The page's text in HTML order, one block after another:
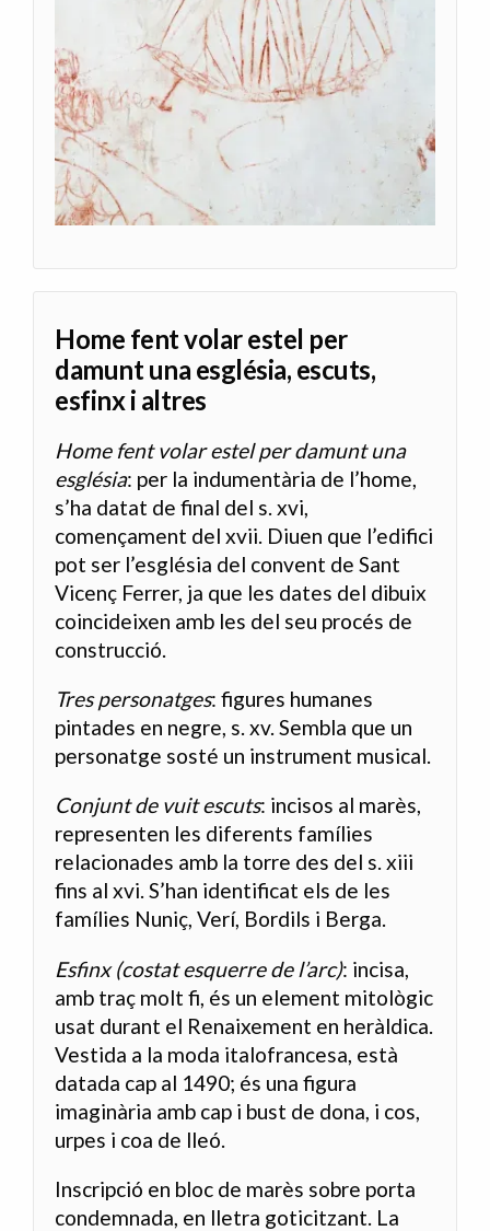
Home fent volar estel per
damunt una església, escuts,
esfinx i altres
Home fent volar estel per damunt una
església: per la indumentària de l’home,
s’ha datat de final del s. xvi,
començament del xvii. Diuen que l’edifici
pot ser l’església del convent de Sant
Vicenç Ferrer, ja que les dates del dibuix
coincideixen amb les del seu procés de
construcció.
Tres personatges: figures humanes
pintades en negre, s. xv. Sembla que un
personatge sosté un instrument musical.
Conjunt de vuit escuts: incisos al marès,
representen les diferents famílies
relacionades amb la torre des del s. xiii
fins al xvi. S’han identificat els de les
famílies Nuniç, Verí, Bordils i Berga.
Esfinx (costat esquerre de l’arc): incisa,
amb traç molt fi, és un element mitològic
usat durant el Renaixement en heràldica.
Vestida a la moda italofrancesa, està
datada cap al 1490; és una figura
imaginària amb cap i bust de dona, i cos,
urpes i coa de lleó.
Inscripció en bloc de marès sobre porta
condemnada, en lletra goticitzant. La